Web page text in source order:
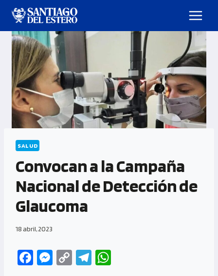
SALUD
Convocan a la Campaña
Nacional de Detección de
Glaucoma
18 abril, 2023
Fa M
C
Te